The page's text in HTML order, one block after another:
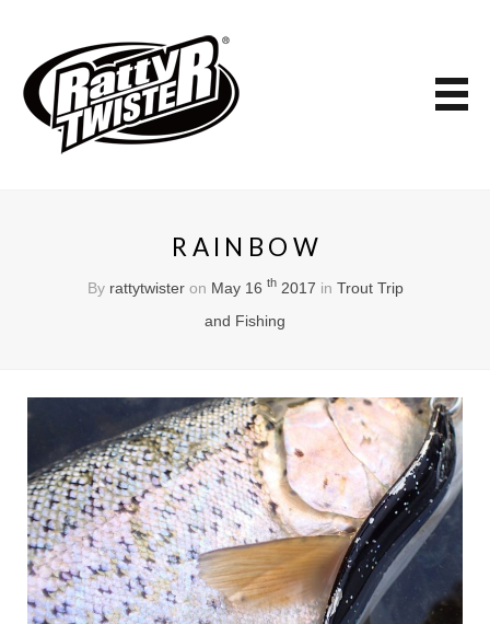
RAINBOW
By rattytwisteron May 16 th2017 in Trout Trip
and Fishing